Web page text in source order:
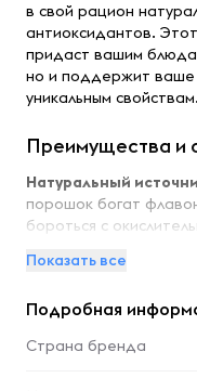
в свой рацион
антиоксидантов.
придаст вашим
но и поддержит ваше
уникальным свойствам.
Преимущества и
Натуральный
порошок богат
бороться с
Поддержка энергии и
улучшению
Здоровье кожи:
Показать все
Подробная
Страна бренда